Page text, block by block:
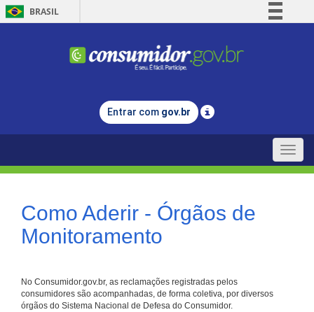
BRASIL
Comunica BR
Legislação
Entrar com gov.br
Toggle
Como Aderir - Órgãos de
Monitoramento
No Consumidor.gov.br, as reclamações registradas pelos
consumidores são acompanhadas, de forma coletiva, por diversos
órgãos do Sistema Nacional de Defesa do Consumidor.